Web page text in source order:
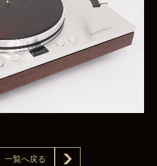
一覧へ戻る